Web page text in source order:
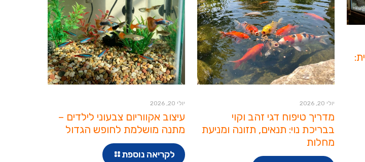
יולי 20, 2026
מדריך טיפוח דגי זהב וקוי
בבריכת נוי: תנאים, תזונה ומניעת
מחלות
יולי 20, 2026
עיצוב אקווריום צבעוני לילדים –
מתנה מושלמת לחופש הגדול
לקריאה נוספת